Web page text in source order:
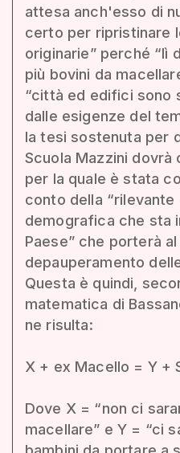
attesa anch'esso di
certo per ripristinare
originarie” perché “lì
più bovini da
“città ed edifici sono
dalle esigenze del
la tesi sostenuta per
Scuola Mazzini dovrà
per la quale è stata
conto della “rilevante
demografica che sta
Paese” che porterà
depauperamento
Questa è quindi,
matematica di
ne risulta:
X + ex Macello = Y +
Dove X = “non ci
macellare” e Y = “ci